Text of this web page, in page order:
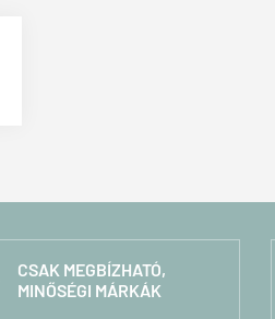
CSAK MEGBÍZHATÓ,
MINŐSÉGI MÁRKÁK